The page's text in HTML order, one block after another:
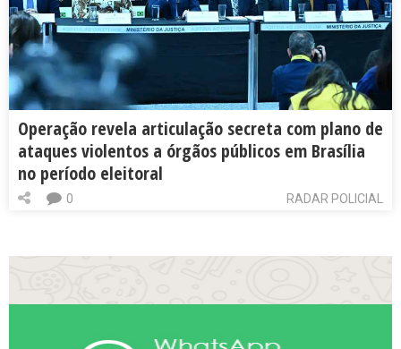
Operação revela articulação secreta com plano de
ataques violentos a órgãos públicos em Brasília
no período eleitoral
RADAR POLICIAL
0